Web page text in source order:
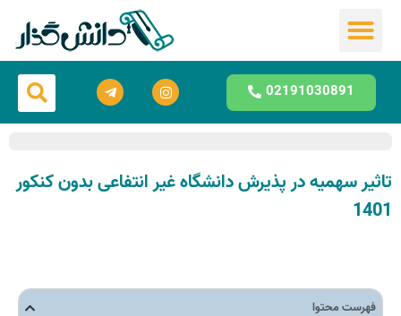
02191030891
تاثیر سهمیه در پذیرش دانشگاه غیر انتفاعی بدون کنکور
1401
فهرست محتوا